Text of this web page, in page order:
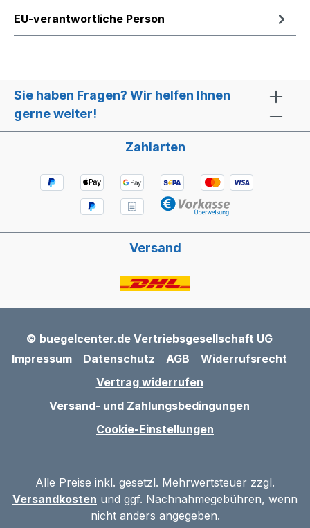
EU-verantwortliche Person
Sie haben Fragen? Wir helfen Ihnen
gerne weiter!
Zahlarten
Versand
© buegelcenter.de Vertriebsgesellschaft UG
Impressum
Datenschutz AGB
Widerrufsrecht
Vertrag widerrufen
Versand- und Zahlungsbedingungen
Cookie-Einstellungen
Alle Preise inkl. gesetzl. Mehrwertsteuer zzgl.
Versandkosten und ggf. Nachnahmegebühren, wenn
nicht anders angegeben.